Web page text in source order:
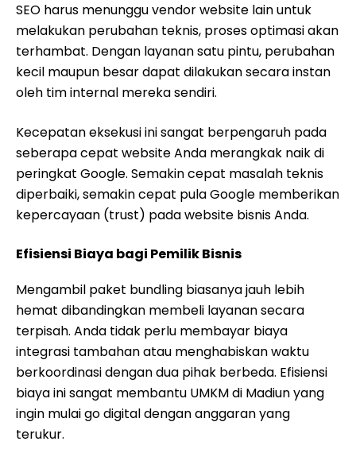
SEO harus menunggu vendor website lain untuk
melakukan perubahan teknis, proses optimasi akan
terhambat. Dengan layanan satu pintu, perubahan
kecil maupun besar dapat dilakukan secara instan
oleh tim internal mereka sendiri.
Kecepatan eksekusi ini sangat berpengaruh pada
seberapa cepat website Anda merangkak naik di
peringkat Google. Semakin cepat masalah teknis
diperbaiki, semakin cepat pula Google memberikan
kepercayaan (trust) pada website bisnis Anda.
Efisiensi Biaya bagi Pemilik Bisnis
Mengambil paket bundling biasanya jauh lebih
hemat dibandingkan membeli layanan secara
terpisah. Anda tidak perlu membayar biaya
integrasi tambahan atau menghabiskan waktu
berkoordinasi dengan dua pihak berbeda. Efisiensi
biaya ini sangat membantu UMKM di Madiun yang
ingin mulai go digital dengan anggaran yang
terukur.